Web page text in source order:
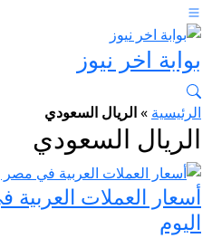
بوابة اخر نيوز
الرئيسية »الريال السعودي
الريال السعودي
أسعار العملات
اليوم